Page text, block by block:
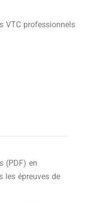
VTC professionnels
(PDF) en
les épreuves de